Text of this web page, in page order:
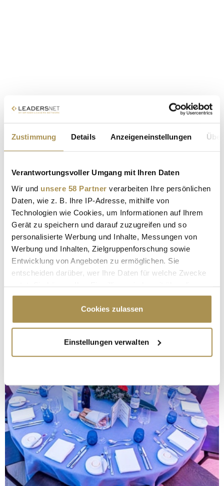
Zustimmung Details Anzeigeneinstellungen
Verantwortungsvoller Umgang mit Ihren Daten
Wir und unsere 58 Partner verarbeiten Ihre persönlichen
Daten, wie z. B. Ihre IP-Adresse, mithilfe von
Technologien wie Cookies, um Informationen auf Ihrem
Gerät zu speichern und darauf zuzugreifen und so
personalisierte Werbung und Inhalte, Messungen von
Werbung und Inhalten, Zielgruppenforschung sowie
Entwicklung von Angeboten zu ermöglichen. Sie
entscheiden darüber, wer Ihre Daten für welche Zwecke
Cookie-Erklärung oder durch Klicken auf das Privacy
Trigger Symbol ändern oder widerrufen
Informationen über Ihre geografische Lage
erfassen, welche bis auf einige Meter genau sein
bestimmten Merkmalen (Fingerprinting) identifizieren
Erfahren Sie mehr darüber, wie Ihre persönlichen Daten
verarbeitet werden, und legen Sie Ihre Präferenzen im
Abschnitt Einzelheitenfest.
Wir verwenden Cookies, um Inhalte und Anzeigen zu
personalisieren, Funktionen für soziale Medien anbieten
zu können und die Zugriffe auf unsere Website zu
Cookies zulassen
Einstellungen verwalten